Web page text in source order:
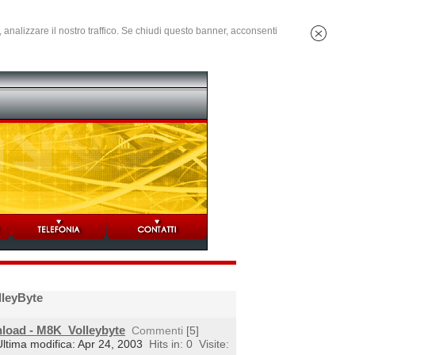
il nostro traffico. Se chiudi questo banner, acconsenti
- M8K_Volleybyte Commenti [5]
modifica: Apr 24, 2003 Hits in: 0 Visite: